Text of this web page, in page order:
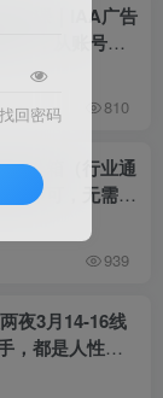
战课｜IAA广告
式，从账号搭
流程落地教程
810
工具箱（行业通
贴即可，无需技
939
夜3月14-16线
，都是人性大
找回密码